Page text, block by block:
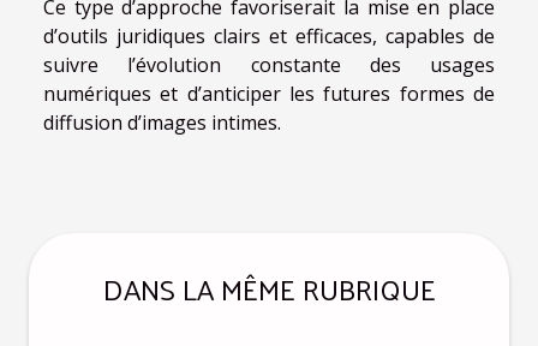
Ce type d’approche favoriserait la mise en place
d’outils juridiques clairs et efficaces, capables de
suivre l’évolution constante des usages
numériques et d’anticiper les futures formes de
diffusion d’images intimes.
DANS LA MÊME RUBRIQUE